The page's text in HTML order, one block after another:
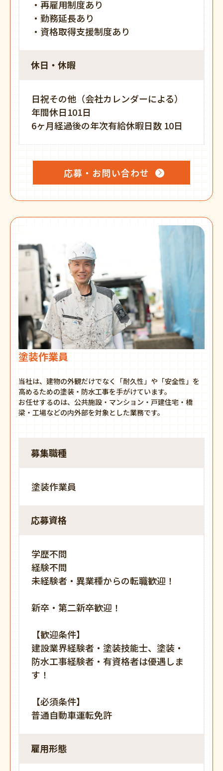
・再雇用制度あり
・勤務延長あり
・資格取得支援制度あり
休日・休暇
日祝その他（会社カレンダーによる）
年間休日101日
6ヶ月経過後の年次有給休暇日数 10日
応募・お問い合わせ
塗装作業員
当社は、建物の外観だけでなく「耐久性」や「安全性」を
高めるための塗装・防水工事を手がけています。
お任せするのは、公共施設・マンション・戸建住宅・橋
梁・工場などの内外部を対象とした業務です。
募集職種
塗装作業員
応募資格
学歴不問
経験不問
未経験者・異業種からの転職歓迎！
新卒・第二新卒歓迎！
【歓迎条件】
建設業界経験者・塗装技能士、塗装・
防水工事経験者・有資格者は優遇しま
す！
【必須条件】
普通自動車運転免許
雇用形態